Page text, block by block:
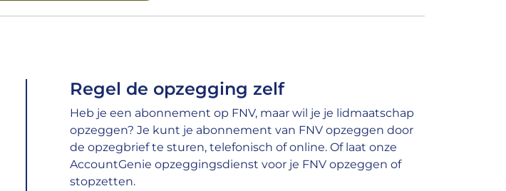
Regel de opzegging zelf
Heb je een abonnement op FNV, maar wil je je lidmaatschap
opzeggen? Je kunt je abonnement van FNV opzeggen door
de opzegbrief te sturen, telefonisch of online. Of laat onze
AccountGenie opzeggingsdienst voor je FNV opzeggen of
stopzetten.